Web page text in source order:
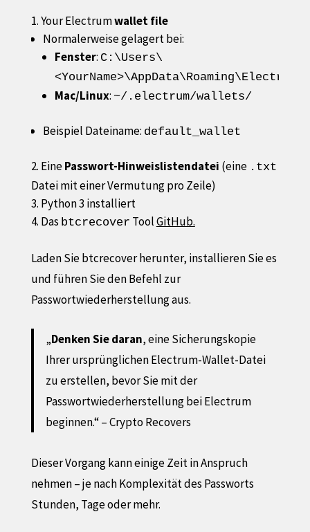
Your Electrumwallet file
Normalerweise gelagert bei:
Fenster: C:\Users\
Mac/Linux: ~/.electrum/wallets/
Beispiel Dateiname: default_wallet
EinePasswort-Hinweislistendatei (eine .txt
Datei mit einer Vermutung pro Zeile)
Python 3 installiert
Das btcrecover ToolGitHub.
Laden Sie btcrecover herunter, installieren Sie es
und führen Sie den Befehl zur
Passwortwiederherstellung aus.
„Denken Sie daran, eine Sicherungskopie
Ihrer ursprünglichen Electrum-Wallet-Datei
zu erstellen, bevor Sie mit der
Passwortwiederherstellung bei Electrum
beginnen.“ – Crypto Recovers
Dieser Vorgang kann einige Zeit in Anspruch
nehmen – je nach Komplexität des Passworts
Stunden, Tage oder mehr.